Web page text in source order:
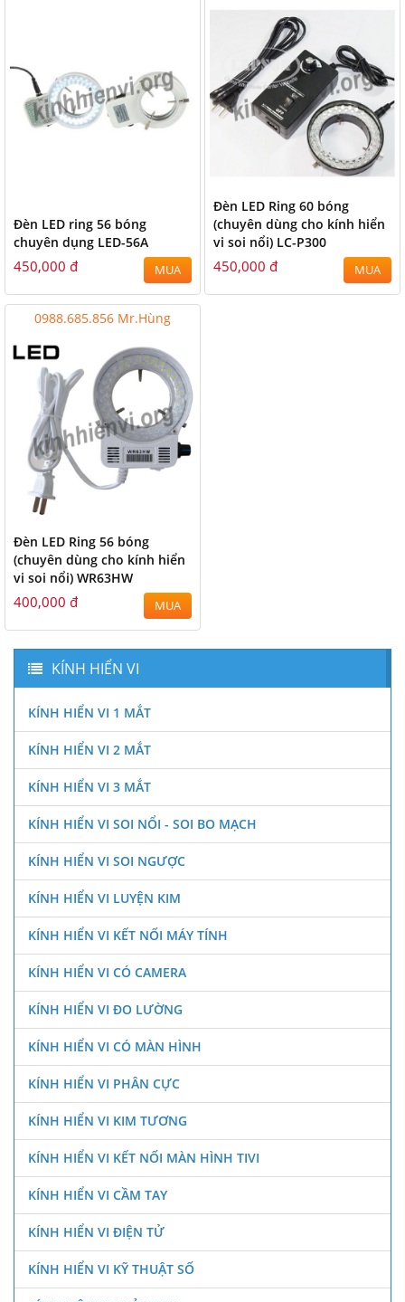
Đèn LED ring 56 bóng
chuyên dụng LED-56A
450,000 đ MUA
Đèn LED Ring 60 bóng
(chuyên dùng cho kính hiển
vi soi nổi) LC-P300
450,000 đ MUA
0988.685.856 Mr.Hùng
Đèn LED Ring 56 bóng
(chuyên dùng cho kính hiển
vi soi nổi) WR63HW
400,000 đ MUA
KÍNH HIỂN VI
KÍNH HIỂN VI 1 MẮT
KÍNH HIỂN VI 2 MẮT
KÍNH HIỂN VI 3 MẮT
KÍNH HIỂN VI SOI NỔI - SOI BO MẠCH
KÍNH HIỂN VI SOI NGƯỢC
KÍNH HIỂN VI LUYỆN KIM
KÍNH HIỂN VI KẾT NỐI MÁY TÍNH
KÍNH HIỂN VI CÓ CAMERA
KÍNH HIỂN VI ĐO LƯỜNG
KÍNH HIỂN VI CÓ MÀN HÌNH
KÍNH HIỂN VI PHÂN CỰC
KÍNH HIỂN VI KIM TƯƠNG
KÍNH HIỂN VI KẾT NỐI MÀN HÌNH TIVI
KÍNH HIỂN VI CẦM TAY
KÍNH HIỂN VI ĐIỆN TỬ
KÍNH HIỂN VI KỸ THUẬT SỐ